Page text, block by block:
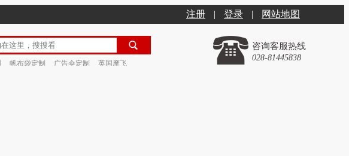
注册 | 登录 | 网站地图
帆布袋定制 广告伞定制 英国摩飞
咨询客服热线
028-81445838